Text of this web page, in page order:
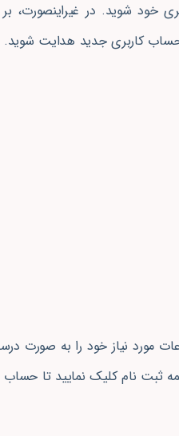
خود شوید. در غیراینصورت،
کاربری جدید هدایت شوید.
مورد نیاز خود را به صورت
ثبت نام کلیک نمایید تا